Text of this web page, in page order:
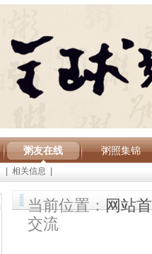
粥友在线 粥照集锦
相关信息
当前位置：网站
交流